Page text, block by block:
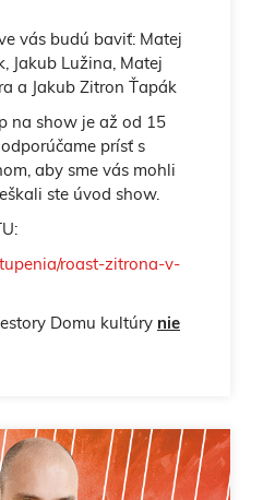
vás budú baviť: Matej
Jakub Lužina, Matej
a Jakub Zitron Ťapák
na show je až od 15
prísť s
aby sme vás mohli
ste úvod show.
roast-zitrona-v-
Domu kultúry nie